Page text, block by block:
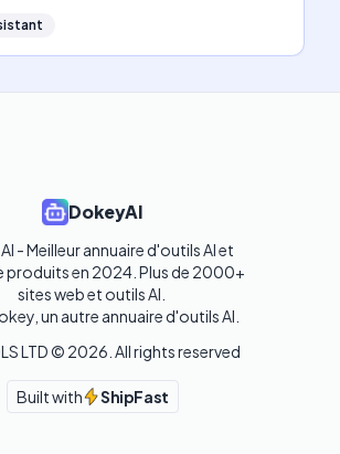
DokeyAI
- Meilleur annuaire d'outils AI et
produits en 2024. Plus de 2000+
sites web et outils AI.
un autre annuaire d'outils AI.
LTD © 2026 . All rights reserved
Built with ShipFast